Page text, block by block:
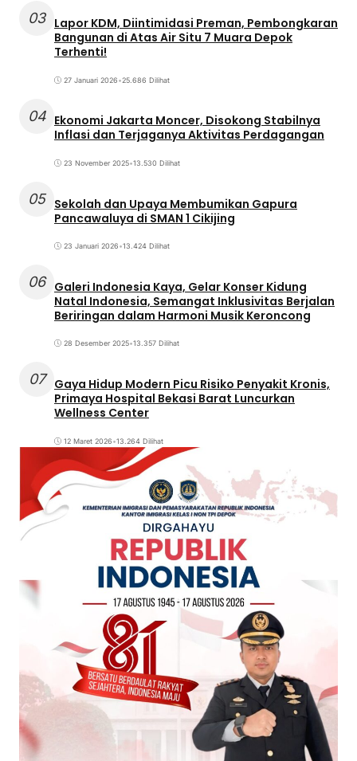
03 Lapor KDM, Diintimidasi Preman, Pembongkaran
Bangunan di Atas Air Situ 7 Muara Depok
Terhenti!
27 Januari 2026•25.686 Dilihat
04 Ekonomi Jakarta Moncer, Disokong Stabilnya
Inflasi dan Terjaganya Aktivitas Perdagangan
23 November 2025•13.530 Dilihat
05 Sekolah dan Upaya Membumikan Gapura
Pancawaluya di SMAN 1 Cikijing
23 Januari 2026•13.424 Dilihat
06 Galeri Indonesia Kaya, Gelar Konser Kidung
Natal Indonesia, Semangat Inklusivitas Berjalan
Beriringan dalam Harmoni Musik Keroncong
28 Desember 2025•13.357 Dilihat
07
Gaya Hidup Modern Picu Risiko Penyakit Kronis,
Primaya Hospital Bekasi Barat Luncurkan
Wellness Center
12 Maret 2026•13.264 Dilihat